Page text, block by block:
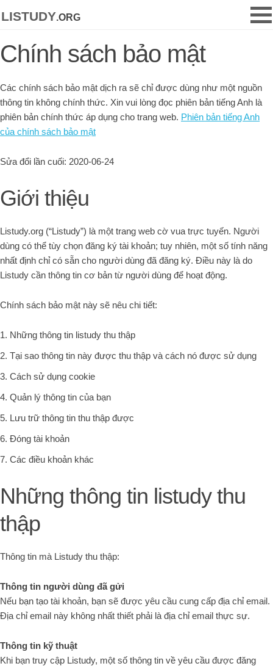
listudy.org
Chính sách bảo mật
Các chính sách bảo mật dịch ra sẽ chỉ được dùng như một nguồn
thông tin không chính thức. Xin vui lòng đọc phiên bản tiếng Anh là
phiên bản chính thức áp dụng cho trang web. Phiên bản tiếng Anh
của chính sách bảo mật
Sửa đổi lần cuối: 2020-06-24
Giới thiệu
Listudy.org (“Listudy”) là một trang web cờ vua trực tuyến. Người
dùng có thể tùy chọn đăng ký tài khoản; tuy nhiên, một số tính năng
nhất định chỉ có sẵn cho người dùng đã đăng ký. Điều này là do
Listudy cần thông tin cơ bản từ người dùng để hoạt động.
Chính sách bảo mật này sẽ nêu chi tiết:
Những thông tin listudy thu thập
Tại sao thông tin này được thu thập và cách nó được sử dụng
Cách sử dụng cookie
Quản lý thông tin của bạn
Lưu trữ thông tin thu thập được
Đóng tài khoản
Các điều khoản khác
Những thông tin listudy thu
thập
Thông tin mà Listudy thu thập:
Thông tin người dùng đã gửi
Nếu bạn tạo tài khoản, bạn sẽ được yêu cầu cung cấp địa chỉ email.
Địa chỉ email này không nhất thiết phải là địa chỉ email thực sự.
Thông tin kỹ thuật
Khi bạn truy cập Listudy, một số thông tin về yêu cầu được đăng